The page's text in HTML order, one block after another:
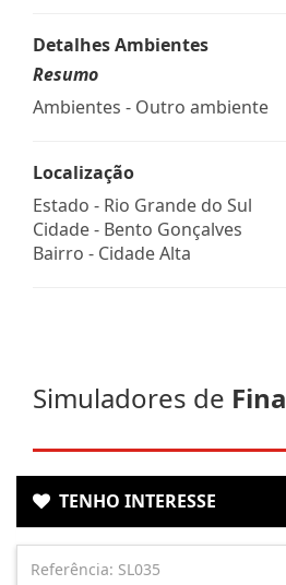
Detalhes Ambientes
Resumo
Ambientes - Outro ambiente
Localização
Estado - Rio Grande do Sul
Cidade - Bento Gonçalves
Bairro - Cidade Alta
Simuladores de
TENHO INTERESSE